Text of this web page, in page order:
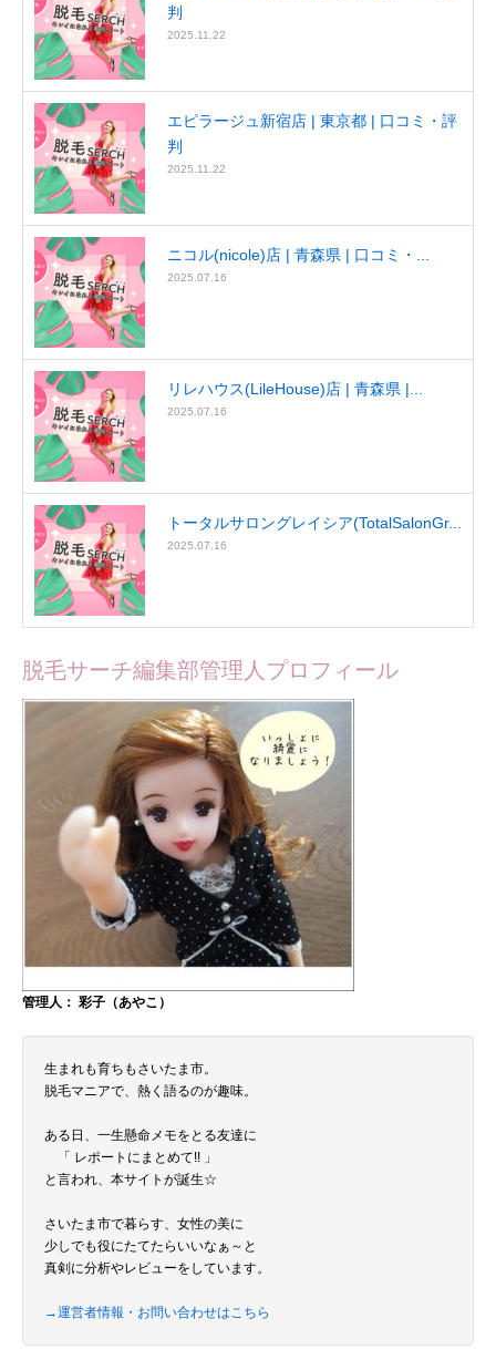
判
2025.11.22
エピラージュ新宿店 | 東京都 | 口コミ・評
判
2025.11.22
ニコル(nicole)店 | 青森県 | 口コミ・...
2025.07.16
リレハウス(LileHouse)店 | 青森県 |...
2025.07.16
トータルサロングレイシア(TotalSalonGr...
2025.07.16
脱毛サーチ編集部管理人プロフィール
管理人： 彩子（あやこ）
生まれも育ちもさいたま市。
脱毛マニアで、熱く語るのが趣味。
ある日、一生懸命メモをとる友達に
「 レポートにまとめて!! 」
と言われ、本サイトが誕生☆
さいたま市で暮らす、女性の美に
少しでも役にたてたらいいなぁ～と
真剣に分析やレビューをしています。
→運営者情報・お問い合わせはこちら